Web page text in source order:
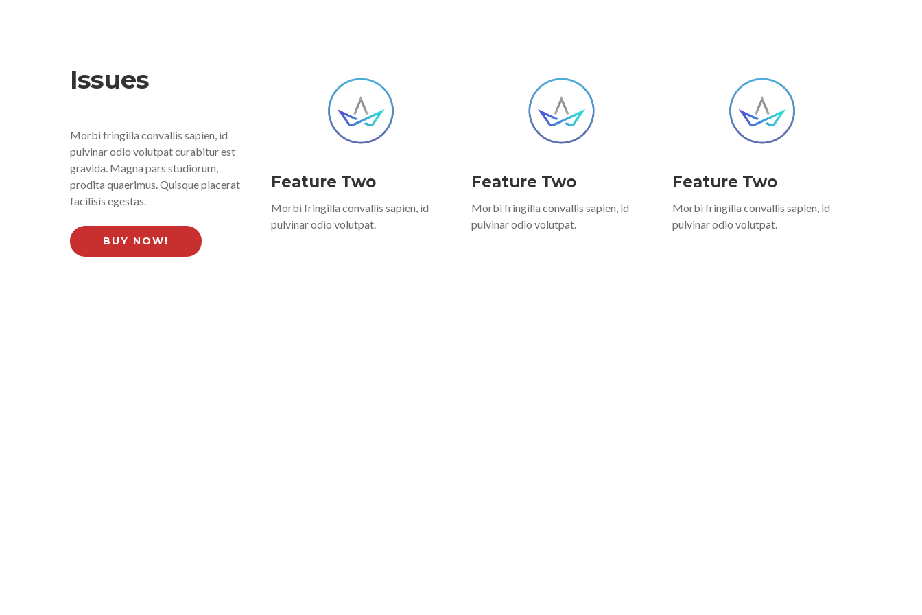
Issues
Morbi fringilla convallis sapien, id
pulvinar odio volutpat curabitur est
gravida. Magna pars studiorum,
prodita quaerimus. Quisque placerat
facilisis egestas.
BUY NOW!
Feature Two
Morbi fringilla convallis sapien, id
pulvinar odio volutpat.
Feature Two
Morbi fringilla convallis sapien, id
pulvinar odio volutpat.
Feature Two
Morbi fringilla convallis sapien, id
pulvinar odio volutpat.